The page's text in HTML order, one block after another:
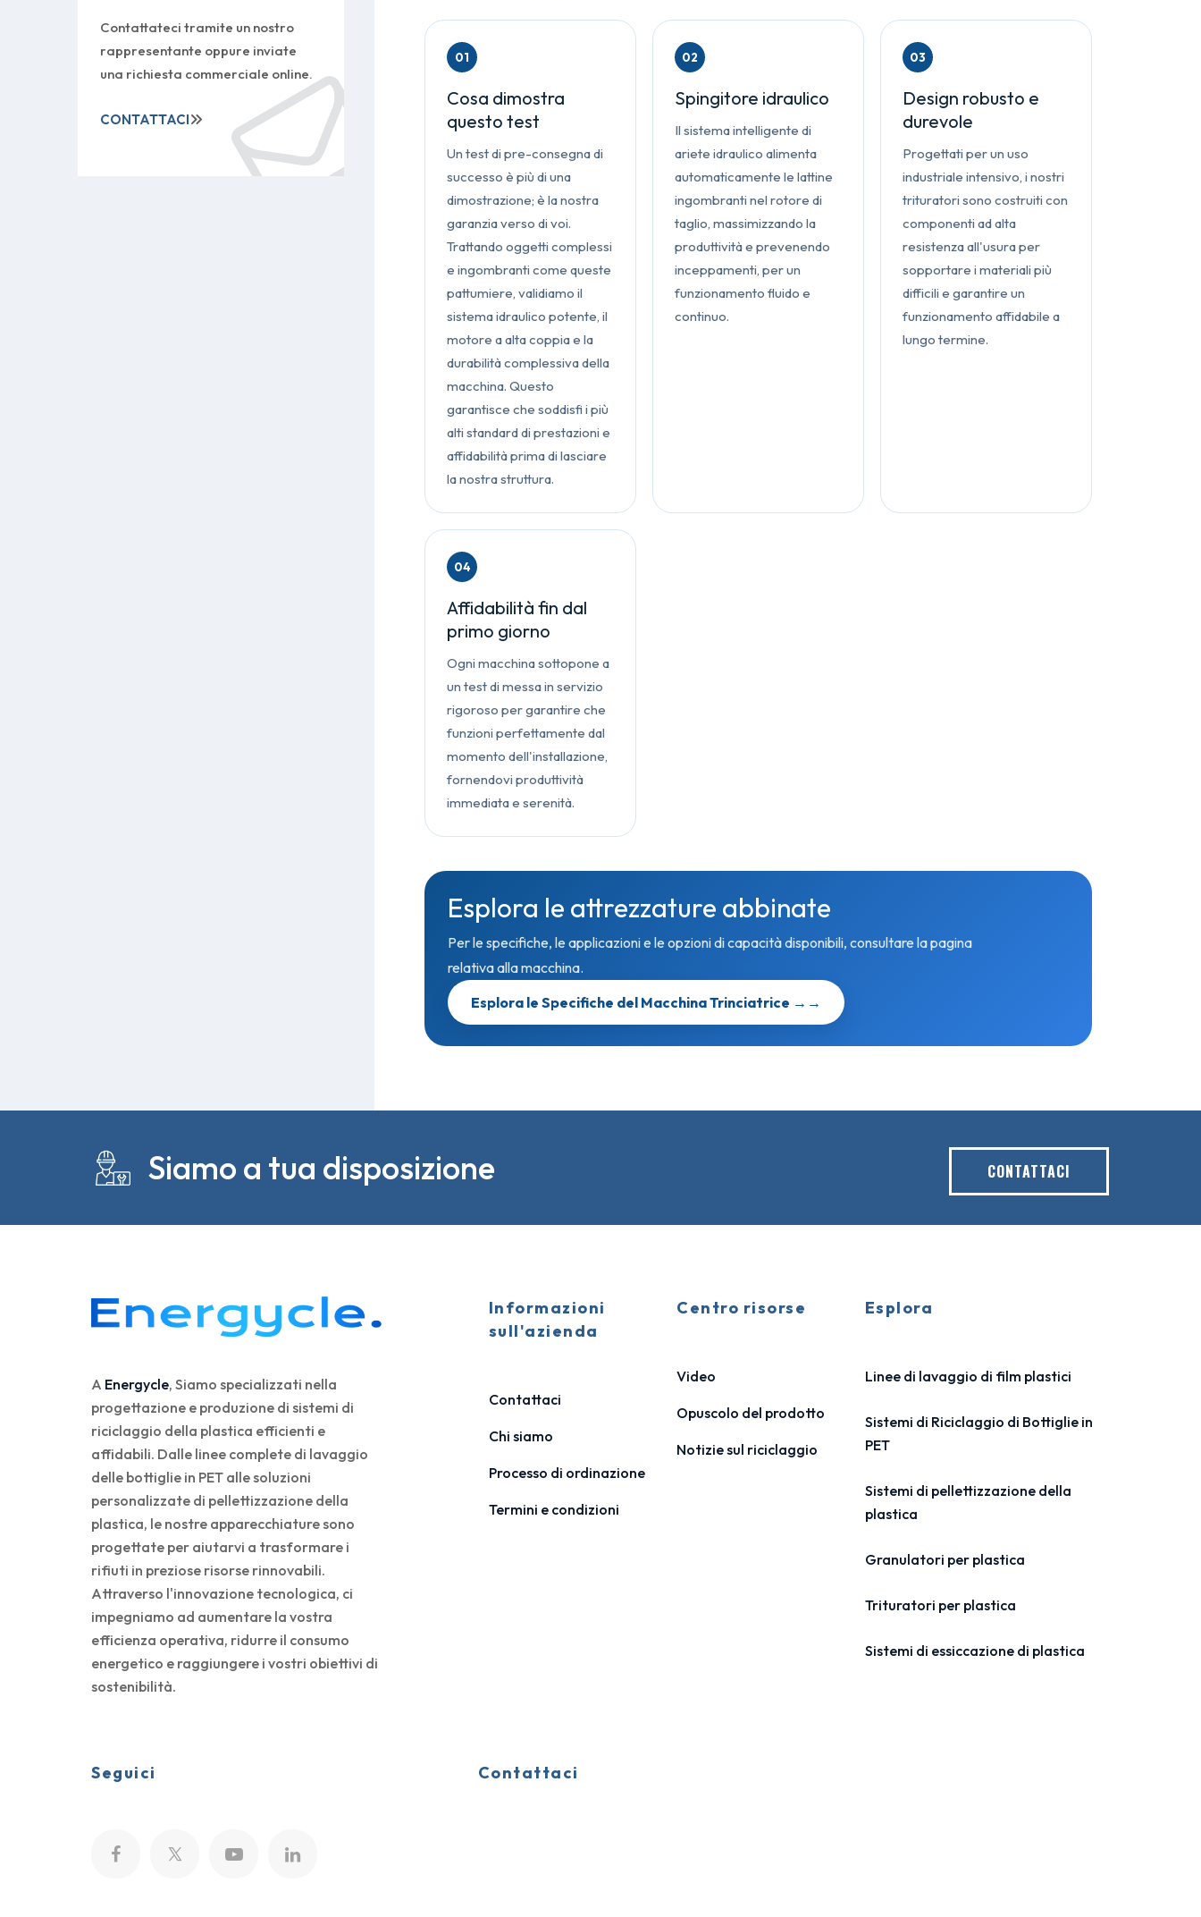
01
Cosa dimostra
questo test
Un test di pre-consegna di
successo è più di una
dimostrazione; è la nostra
garanzia verso di voi.
Trattando oggetti complessi
e ingombranti come queste
pattumiere, validiamo il
sistema idraulico potente, il
motore a alta coppia e la
durabilità complessiva della
macchina. Questo
garantisce che soddisfi i più
alti standard di prestazioni e
affidabilità prima di lasciare
la nostra struttura.
02
Spingitore idraulico
Il sistema intelligente di
ariete idraulico alimenta
automaticamente le lattine
ingombranti nel rotore di
taglio, massimizzando la
produttività e prevenendo
inceppamenti, per un
funzionamento fluido e
continuo.
03
Design robusto e
durevole
Progettati per un uso
industriale intensivo, i nostri
trituratori sono costruiti con
componenti ad alta
resistenza all'usura per
sopportare i materiali più
difficili e garantire un
funzionamento affidabile a
lungo termine.
04
Affidabilità fin dal
primo giorno
Ogni macchina sottopone a
un test di messa in servizio
rigoroso per garantire che
funzioni perfettamente dal
momento dell'installazione,
fornendovi produttività
immediata e serenità.
Esplora le attrezzature abbinate
Per le specifiche, le applicazioni e le opzioni di capacità disponibili, consultare la pagina
relativa alla macchina.
Esplora le Specifiche del Macchina Trinciatrice → →
Contattateci tramite un nostro
rappresentante oppure inviate
una richiesta commerciale online.
CONTATTACI
Siamo a tua disposizione CONTATTACI
A Energycle, Siamo specializzati nella
progettazione e produzione di sistemi di
riciclaggio della plastica efficienti e
affidabili. Dalle linee complete di lavaggio
delle bottiglie in PET alle soluzioni
personalizzate di pellettizzazione della
plastica, le nostre apparecchiature sono
progettate per aiutarvi a trasformare i
rifiuti in preziose risorse rinnovabili.
Attraverso l'innovazione tecnologica, ci
impegniamo ad aumentare la vostra
efficienza operativa, ridurre il consumo
energetico e raggiungere i vostri obiettivi di
sostenibilità.
Informazioni
sull'azienda
Contattaci
Chi siamo
Processo di ordinazione
Termini e condizioni
Centro risorse
Video
Opuscolo del prodotto
Notizie sul riciclaggio
Esplora
Linee di lavaggio di film plastici
Sistemi di Riciclaggio di Bottiglie in
PET
Sistemi di pellettizzazione della
plastica
Granulatori per plastica
Trituratori per plastica
Sistemi di essiccazione di plastica
Seguici Contattaci